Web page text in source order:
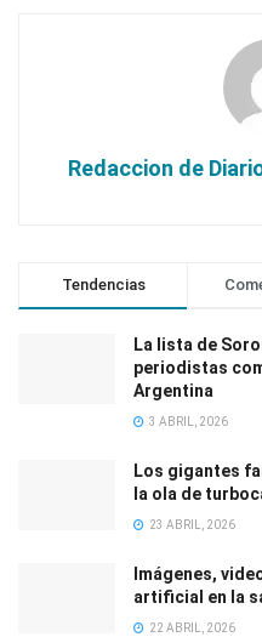
Redaccion de
Tendencias
La lista de
periodistas
Argentina
3 ABRIL, 2026
Los gigantes
la ola de
23 ABRIL, 2026
Imágenes,
artificial en la
22 ABRIL, 2026